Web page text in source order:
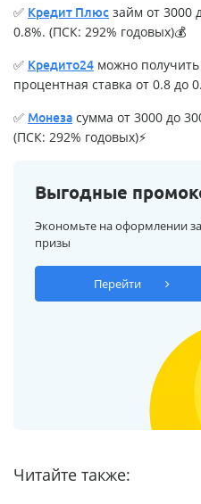
✅ Кредит Плюс займ от 3000
0.8%. (ПСК: 292% годовых)💰
✅ Кредито24 можно получить
процентная ставка от 0.8 до
✅ Монеза сумма от 3000 до
(ПСК: 292% годовых)⚡
Выгодные
Экономьте на оформлении
призы
Перейти
Читайте также: